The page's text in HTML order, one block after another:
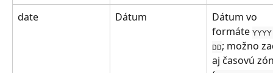
date
Dátum
Dátum vo
formáte
DD; možno
aj časovú